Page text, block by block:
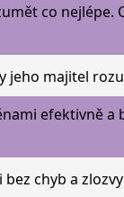
co nejlépe.
jeho majitel
efektivně a
chyb a